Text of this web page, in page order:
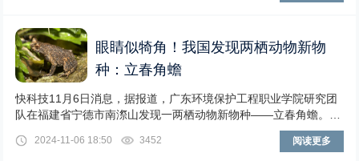
眼睛似犄角！我国发现两栖动物新物
种：立春角蟾
快科技11月6日消息，据报道，广东环境保护工程职业学院研究团
队在福建省宁德市南漈山发现一两栖动物新物种——立春角蟾。立
2024-11-06 18:50 3452 阅读更多